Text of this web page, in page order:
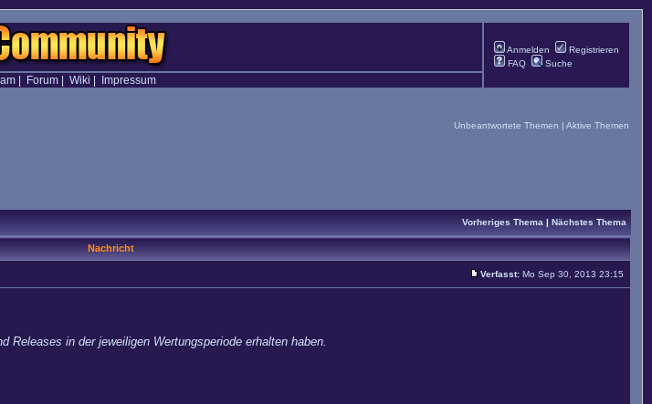
Anmelden
Registrieren
FAQ
Suche
| Forum| Wiki Impressum
Unbeantwortete Themen | Aktive Themen
Vorheriges Thema | Nächstes Thema
Nachricht
Verfasst: Mo Sep 30, 2013 23:15
in der jeweiligen Wertungsperiode erhalten haben.